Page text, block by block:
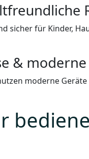
sicher für Kinder,
&
moderne